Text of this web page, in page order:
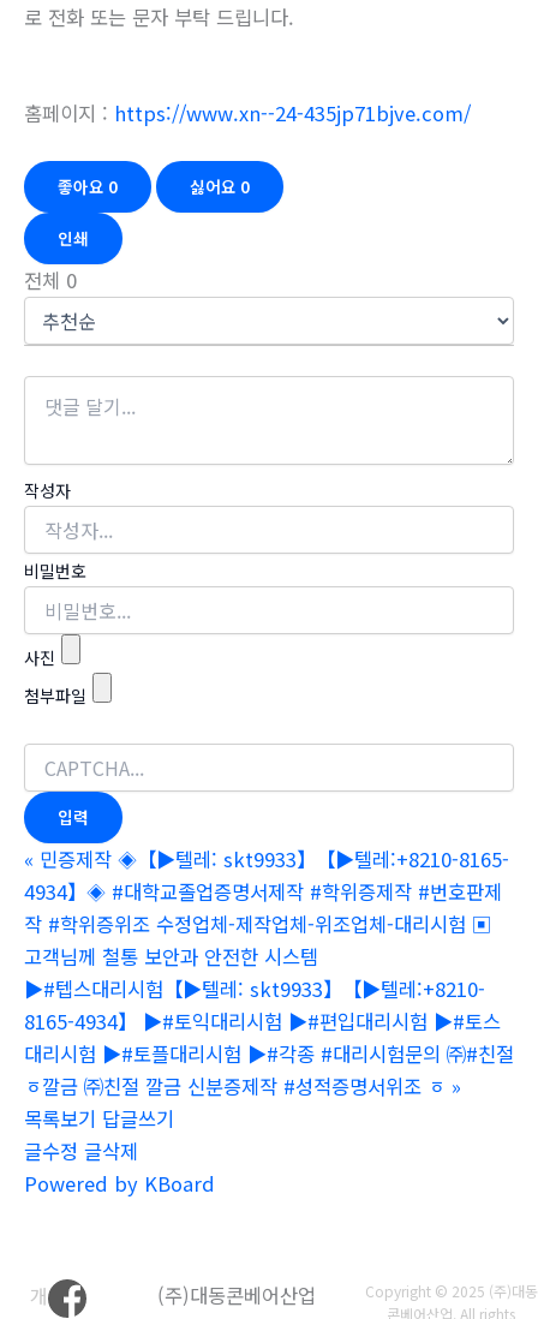
로 전화 또는 문자 부탁 드립니다.
홈페이지 : https://www.xn--24-435jp71bjve.com/
좋아요 0 싫어요 0
인쇄
전체 0
작성자
비밀번호
사진
첨부파일
« 민증제작 ◈【▶텔레: skt9933】【▶텔레:+8210-8165-
4934】◈ #대학교졸업증명서제작 #학위증제작 #번호판제
작 #학위증위조 수정업체-제작업체-위조업체-대리시험 ▣
고객님께 철통 보안과 안전한 시스템
▶#텝스대리시험【▶텔레: skt9933】【▶텔레:+8210-
8165-4934】 ▶#토익대리시험 ▶#편입대리시험 ▶#토스
대리시험 ▶#토플대리시험 ▶#각종 #대리시험문의 ㈜#친절
ㆆ깔금 ㈜친절 깔금 신분증제작 #성적증명서위조 ㆆ »
목록보기 답글쓰기
글수정 글삭제
Powered by KBoard
개
(주)대동콘베어산업
Copyright © 2025 (주)대동
콘베어산업. All rights